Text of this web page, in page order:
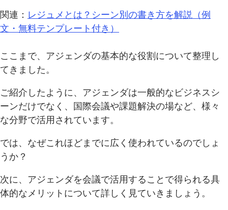
関連： レジュメとは？シーン別の書き方を解説（例
文・無料テンプレート付き）
ここまで、アジェンダの基本的な役割について整理し
てきました。
ご紹介したように、アジェンダは一般的なビジネスシ
ーンだけでなく、国際会議や課題解決の場など、様々
な分野で活用されています。
では、なぜこれほどまでに広く使われているのでしょ
うか？
次に、アジェンダを会議で活用することで得られる具
体的なメリットについて詳しく見ていきましょう。